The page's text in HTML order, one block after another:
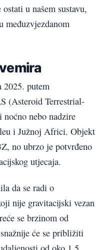
u našem sustavu,
međuzvjezdanom
putem
(Asteroid Terrestrial-
nebo nadzire
i Južnoj Africi. Objekt
no ubrzo je potvrđeno
utjecaja.
da se radi o
nije gravitacijski vezan
se brzinom od
će se približiti